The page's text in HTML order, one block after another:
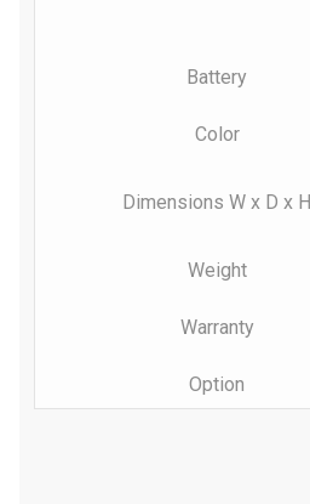
Battery
Color
Dimensions W x D x H
Weight
Warranty
Option